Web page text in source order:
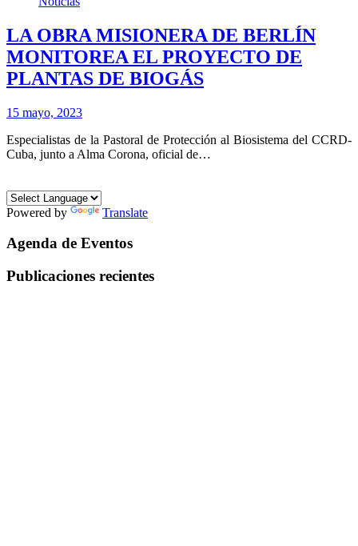
LA OBRA MISIONERA DE BERLÍN
MONITOREA EL PROYECTO DE
PLANTAS DE BIOGÁS
15 mayo, 2023
Especialistas de la Pastoral de Protección al Biosistema del CCRD-
Cuba, junto a Alma Corona, oficial de…
Powered by Translate
Agenda de Eventos
Publicaciones recientes